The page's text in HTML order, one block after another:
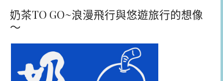
奶茶TO GO~浪漫飛行與悠遊旅行的想像
～